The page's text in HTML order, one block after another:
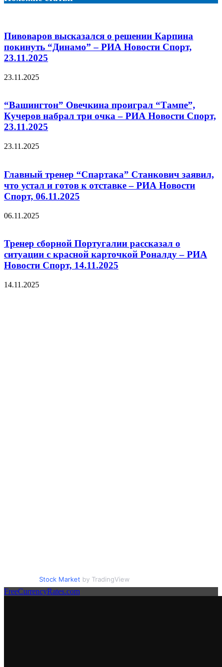
Пивоваров высказался о решении Карпина
покинуть “Динамо” – РИА Новости Спорт,
23.11.2025
23.11.2025
“Вашингтон” Овечкина проиграл “Тампе”,
Кучеров набрал три очка – РИА Новости Спорт,
23.11.2025
23.11.2025
Главный тренер “Спартака” Станкович заявил,
что устал и готов к отставке – РИА Новости
Спорт, 06.11.2025
06.11.2025
Тренер сборной Португалии рассказал о
ситуации с красной карточкой Роналду – РИА
Новости Спорт, 14.11.2025
14.11.2025
Stock Market by TradingView
FreeCurrencyRates.com